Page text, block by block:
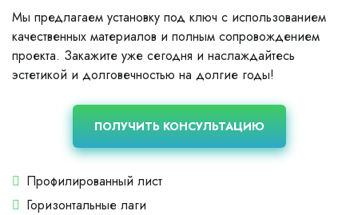
Мы предлагаем установку под ключ с использованием
качественных материалов и полным сопровождением
проекта. Закажите уже сегодня и наслаждайтесь
эстетикой и долговечностью на долгие годы!
ПОЛУЧИТЬ КОНСУЛЬТАЦИЮ
Профилированный лист
Горизонтальные лаги